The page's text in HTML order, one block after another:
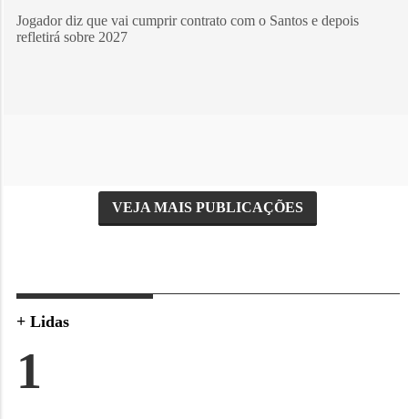
Jogador diz que vai cumprir contrato com o Santos e depois
refletirá sobre 2027
VEJA MAIS PUBLICAÇÕES
+ Lidas
1